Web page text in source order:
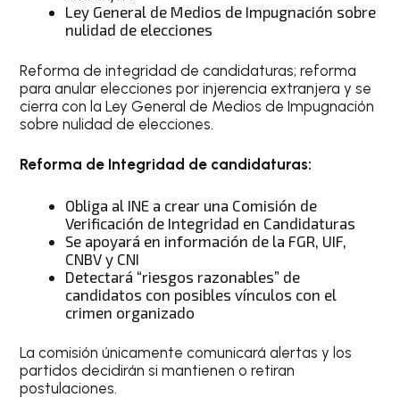
Ley General de Medios de Impugnación sobre
nulidad de elecciones
Reforma de integridad de candidaturas; reforma
para anular elecciones por injerencia extranjera y se
cierra con la Ley General de Medios de Impugnación
sobre nulidad de elecciones.
Reforma de Integridad de candidaturas:
Obliga al INE a crear una Comisión de
Verificación de Integridad en Candidaturas
Se apoyará en información de la FGR, UIF,
CNBV y CNI
Detectará “riesgos razonables” de
candidatos con posibles vínculos con el
crimen organizado
La comisión únicamente comunicará alertas y los
partidos decidirán si mantienen o retiran
postulaciones.